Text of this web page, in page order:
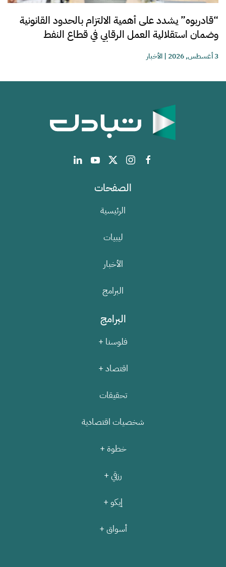
“قادربوه” يشدد على أهمية الالتزام بالحدود القانونية
وضمان استقلالية العمل الرقابي في قطاع النفط
3 أغسطس, 2026 |الأخبار
الصفحات
الرئيسية
ليبيات
الأخبار
البرامج
البرامج
فلوسنا +
اقتصاد +
تحقيقات
شخصيات اقتصادية
خطوة +
رزقي +
إيكو +
أسواق +